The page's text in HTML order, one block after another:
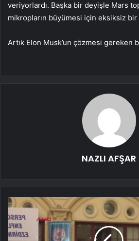
veriyorlardı. Başka bir deyişle Mars
mikropların büyümesi için eksiksiz
Artık Elon Musk’un çözmesi gereken
NAZLI AFŞAR